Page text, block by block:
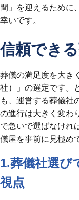
間」を迎えるために
幸いです。
信頼でき
葬儀の満足度を大き
社）」の選定です。
も、運営する葬儀社
の進行は大きく変わ
で急いで選ばなけれ
儀屋を事前に見極め
1.葬儀社選び
視点